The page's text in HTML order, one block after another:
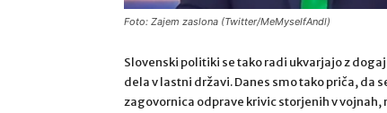
Foto: Zajem zaslona (Twitter/MeMyselfAndl)
Slovenski politiki se tako radi ukvarjajo z
dela v lastni državi. Danes smo tako priča, da
zagovornica odprave krivic storjenih v